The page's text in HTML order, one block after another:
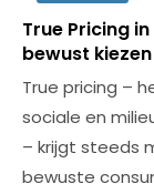
True Pricing
bewust
True pricing –
sociale en
– krijgt steeds
bewuste